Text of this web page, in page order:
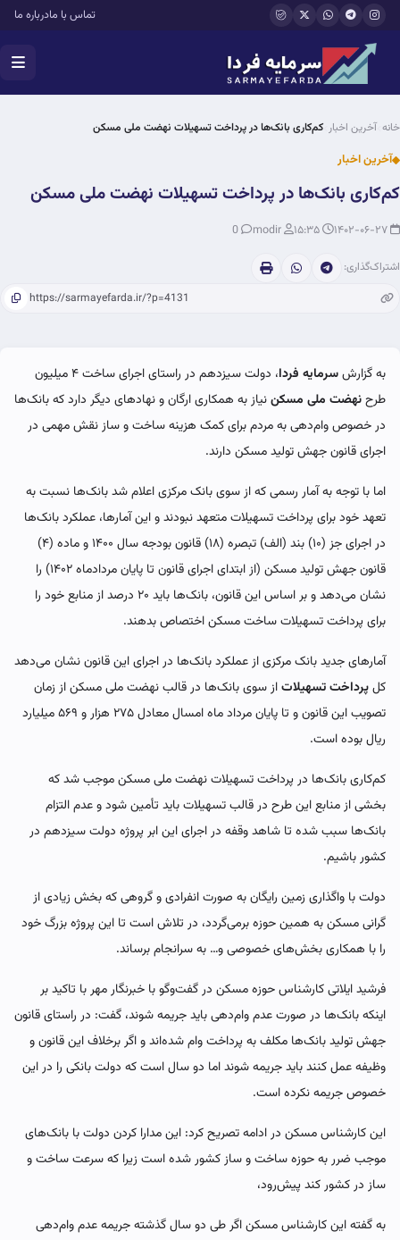
رفتن به محتوای اصلی تماس با مادرباره ما
خانه آخرین اخبار کم‌کاری بانک‌ها در پرداخت تسهیلات نهضت ملی مسکن
آخرین اخبار
کم‌کاری بانک‌ها در پرداخت تسهیلات نهضت ملی مسکن
اشتراک‌گذاری:
به گزارشسرمایه فردا
، دولت سیزدهم در راستای اجرای ساخت ۴ میلیون
طرحنهضت ملی مسکننیاز به همکاری ارگان و نهادهای دیگر دارد که بانک‌ها
در خصوص وام‌دهی به مردم برای کمک هزینه ساخت و ساز نقش مهمی در
اجرای قانون جهش تولید مسکن دارند.
اما با توجه به آمار رسمی که از سوی بانک مرکزی اعلام شد بانک‌ها نسبت به
تعهد خود برای پرداخت تسهیلات متعهد نبودند و این آمارها، عملکرد بانک‌ها
در اجرای جز (۱۰) بند (الف) تبصره (۱۸) قانون بودجه سال ۱۴۰۰ و ماده (۴)
قانون جهش تولید مسکن (از ابتدای اجرای قانون تا پایان مردادماه ۱۴۰۲) را
نشان می‌دهد و بر اساس این قانون، بانک‌ها باید ۲۰ درصد از منابع خود را
برای پرداخت تسهیلات ساخت مسکن اختصاص بدهند.
آمارهای جدید بانک مرکزی از عملکرد بانک‌ها در اجرای این قانون نشان می‌دهد
کلپرداخت تسهیلاتاز سوی بانک‌ها در قالب نهضت ملی مسکن از زمان
تصویب این قانون و تا پایان مرداد ماه امسال معادل ۲۷۵ هزار و ۵۶۹ میلیارد
ریال بوده است.
کم‌کاری بانک‌ها در پرداخت تسهیلات نهضت ملی مسکن موجب شد که
بخشی از منابع این طرح در قالب تسهیلات باید تأمین شود و عدم التزام
بانک‌ها سبب شده تا شاهد وقفه در اجرای این ابر پروژه دولت سیزدهم در
کشور باشیم.
دولت با واگذاری زمین رایگان به صورت انفرادی و گروهی که بخش زیادی از
گرانی مسکن به همین حوزه برمی‌گردد، در تلاش است تا این پروژه بزرگ خود
را با همکاری بخش‌های خصوصی و… به سرانجام برساند.
فرشید ایلاتی کارشناس حوزه مسکن در گفت‌وگو با خبرنگار مهر با تاکید بر
اینکه بانک‌ها در صورت عدم وام‌دهی باید جریمه شوند، گفت: در راستای قانون
جهش تولید بانک‌ها مکلف به پرداخت وام شده‌اند و اگر برخلاف این قانون و
وظیفه عمل کنند باید جریمه شوند اما دو سال است که دولت بانکی را در این
خصوص جریمه نکرده است.
این کارشناس مسکن در ادامه تصریح کرد: این مدارا کردن دولت با بانک‌های
موجب ضرر به حوزه ساخت و ساز کشور شده است زیرا که سرعت ساخت و
ساز در کشور کند پیش‌رود،
به گفته این کارشناس مسکن اگر طی دو سال گذشته جریمه عدم وام‌دهی